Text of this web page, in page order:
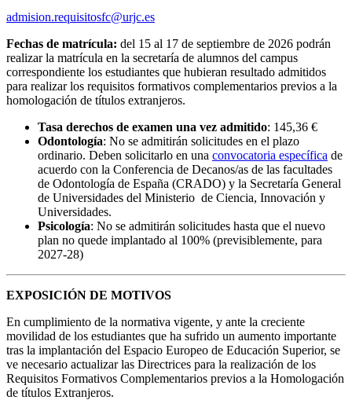
admision.requisitosfc@urjc.es
Fechas de matrícula: del 15 al 17 de septiembre de 2026 podrán
realizar la matrícula en la secretaría de alumnos del campus
correspondiente los estudiantes que hubieran resultado admitidos
para realizar los requisitos formativos complementarios previos a la
homologación de títulos extranjeros.
Tasa derechos de examen una vez admitido: 145,36 €
Odontología: No se admitirán solicitudes en el plazo
ordinario. Deben solicitarlo en una convocatoria específica de
acuerdo con la Conferencia de Decanos/as de las facultades
de Odontología de España (CRADO) y la Secretaría General
de Universidades del Ministerio de Ciencia, Innovación y
Universidades.
Psicología: No se admitirán solicitudes hasta que el nuevo
plan no quede implantado al 100% (previsiblemente, para
2027-28)
EXPOSICIÓN DE MOTIVOS
En cumplimiento de la normativa vigente, y ante la creciente
movilidad de los estudiantes que ha sufrido un aumento importante
tras la implantación del Espacio Europeo de Educación Superior, se
ve necesario actualizar las Directrices para la realización de los
Requisitos Formativos Complementarios previos a la Homologación
de títulos Extranjeros.